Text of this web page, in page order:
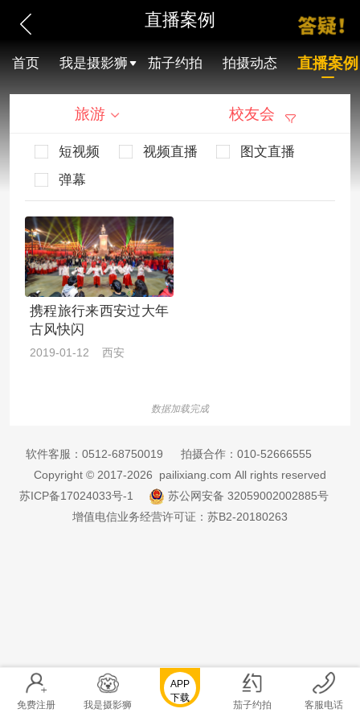
直播案例
首页 我是摄影狮 茄子约拍 拍摄动态 直播案例
旅游 校友会
短视频 视频直播
图文直播
弹幕
携程旅行来西安过大年
古风快闪
2019-01-12 西安
数据加载完成
软件客服： 0512-68750019 拍摄合作： 010-52666555
Copyright © 2017-2026 pailixiang.com All rights reserved
苏ICP备17024033号-1
苏公网安备 32059002002885号
增值电信业务经营许可证：苏B2-20180263
免费注册 我是摄影狮
APP
下载
茄子约拍 客服电话